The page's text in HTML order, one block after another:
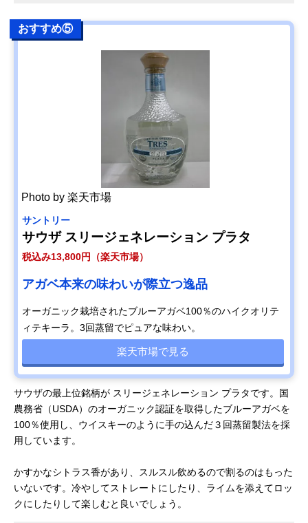
おすすめ⑤
Photo by 楽天市場
サントリー
サウザ スリージェネレーション プラタ
税込み13,800円（楽天市場）
アガベ本来の味わいが際立つ逸品
オーガニック栽培されたブルーアガベ100％のハイクオリテ
ィテキーラ。3回蒸留でピュアな味わい。
楽天市場で見る
サウザの最上位銘柄が スリージェネレーション プラタです。国
農務省（USDA）のオーガニック認証を取得したブルーアガベを
100％使用し、ウイスキーのように手の込んだ３回蒸留製法を採
用しています。
かすかなシトラス香があり、スルスル飲めるので割るのはもった
いないです。冷やしてストレートにしたり、ライムを添えてロッ
クにしたりして楽しむと良いでしょう。